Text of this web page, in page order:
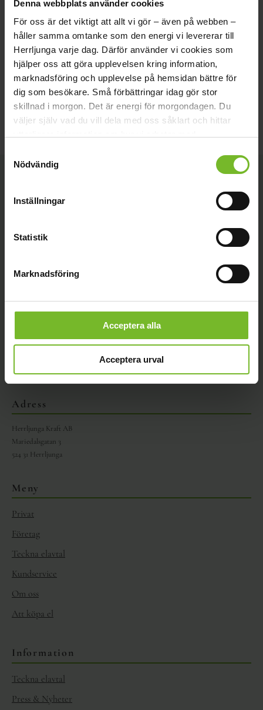
Denna webbplats använder cookies
För oss är det viktigt att allt vi gör – även på webben –
håller samma omtanke som den energi vi levererar till
Herrljunga varje dag. Därför använder vi cookies som
hjälper oss att göra upplevelsen kring information,
marknadsföring och upplevelse på hemsidan bättre för
dig som besökare. Små förbättringar idag gör stor
skillnad i morgon. Det är energi för morgondagen. Du
väljer själv vad du vill dela med oss såklart och hittar
Nödvändig
Inställningar
Statistik
Marknadsföring
Acceptera alla
Acceptera urval
elhandlare för de elnätskunderna.
Du som kund kan själv, genom ett eller ett par enkla
telefonsamtal, kontrollera vilken typ av avtal och elbolag du
vill ha. Behåll kontrollen och är du osäker på något kring
hanteringen av elavtal finns alltid ditt elnätsföretag för
rådgivning. Hör av dig till dem!
Dessutom finns även opartiskaKonsumenternas
energimarknadsbyråtill hands.
Vår integritetspolicy
Adress
Herrljunga Kraft AB
Mariedalsgatan 3
524 31 Herrljunga
Meny
Privat
Företag
Teckna elavtal
Kundservice
Om oss
Att köpa el
Information
Teckna elavtal
Press & Nyheter